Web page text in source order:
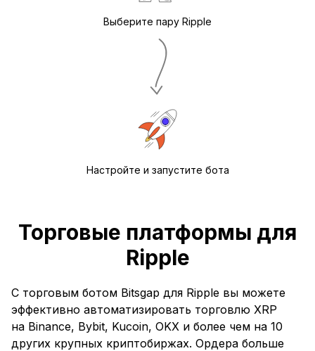
Выберите пару Ripple
Настройте и запустите бота
Торговые платформы для
Ripple
С торговым ботом Bitsgap для Ripple вы можете
эффективно автоматизировать торговлю XRP
на Binance, Bybit, Kucoin, OKX и более чем на 10
других крупных криптобиржах. Ордера больше